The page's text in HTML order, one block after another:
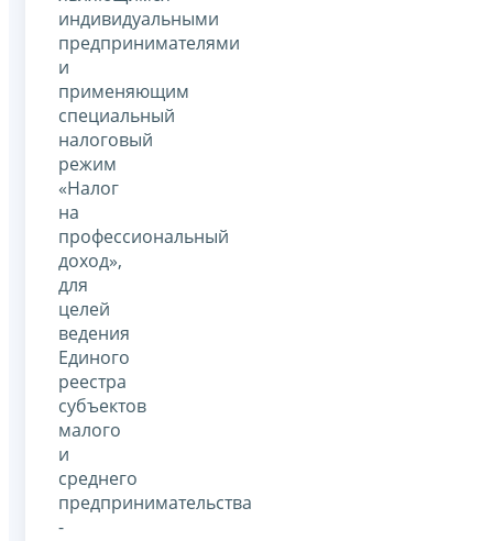
индивидуальными
предпринимателями
и
применяющим
специальный
налоговый
режим
«Налог
на
профессиональный
доход»,
для
целей
ведения
Единого
реестра
субъектов
малого
и
среднего
предпринимательства
-